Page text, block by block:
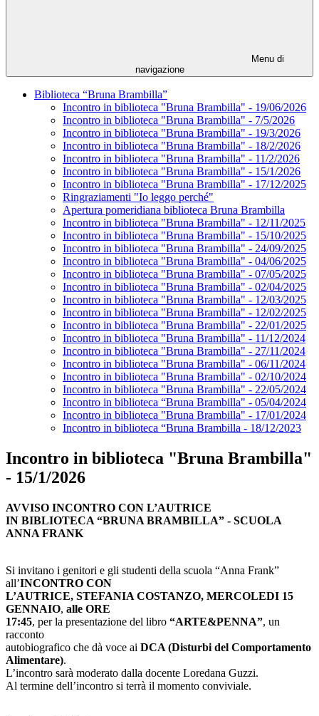
Menu di
navigazione
Biblioteca “Bruna Brambilla”
Incontro in biblioteca "Bruna Brambilla" - 19/06/2026
Incontro in biblioteca "Bruna Brambilla" - 7/5/2026
Incontro in biblioteca "Bruna Brambilla" - 19/3/2026
Incontro in biblioteca "Bruna Brambilla" - 18/2/2026
Incontro in biblioteca "Bruna Brambilla" - 11/2/2026
Incontro in biblioteca "Bruna Brambilla" - 15/1/2026
Incontro in biblioteca "Bruna Brambilla" - 17/12/2025
Ringraziamenti "Io leggo perché"
Apertura pomeridiana biblioteca Bruna Brambilla
Incontro in biblioteca "Bruna Brambilla" - 12/11/2025
Incontro in biblioteca "Bruna Brambilla" - 15/10/2025
Incontro in biblioteca "Bruna Brambilla" - 24/09/2025
Incontro in biblioteca "Bruna Brambilla" - 04/06/2025
Incontro in biblioteca "Bruna Brambilla" - 07/05/2025
Incontro in biblioteca "Bruna Brambilla" - 02/04/2025
Incontro in biblioteca "Bruna Brambilla" - 12/03/2025
Incontro in biblioteca "Bruna Brambilla" - 12/02/2025
Incontro in biblioteca "Bruna Brambilla" - 22/01/2025
Incontro in biblioteca "Bruna Brambilla" - 11/12/2024
Incontro in biblioteca "Bruna Brambilla" - 27/11/2024
Incontro in biblioteca "Bruna Brambilla" - 06/11/2024
Incontro in biblioteca "Bruna Brambilla" - 02/10/2024
Incontro in biblioteca "Bruna Brambilla" - 22/05/2024
Incontro in biblioteca “Bruna Brambilla" - 05/04/2024
Incontro in biblioteca "Bruna Brambilla" - 17/01/2024
Incontro in biblioteca “Bruna Brambilla - 18/12/2023
Incontro in biblioteca "Bruna Brambilla"
- 15/1/2026
AVVISO INCONTRO CON L’AUTRICE
IN BIBLIOTECA “BRUNA BRAMBILLA” - SCUOLA
ANNA FRANK
Si invitano i genitori e gli studenti della scuola “Anna Frank”
all’INCONTRO CON
L’AUTRICE, STEFANIA COSTANZO, MERCOLEDI 15
GENNAIO, alle ORE
17:45, per la presentazione del libro “ARTE&PENNA”, un
racconto
autobiografico che dà voce ai DCA (Disturbi del Comportamento
Alimentare).
L’incontro sarà moderato dalla docente Loredana Guzzi.
Al termine dell’incontro si terrà il momento conviviale.